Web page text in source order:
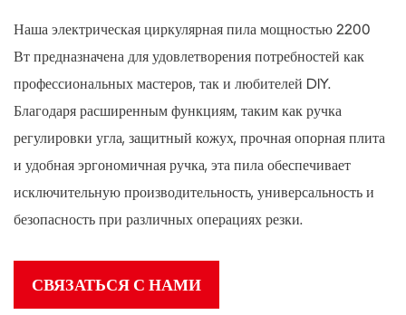
Наша электрическая циркулярная пила мощностью 2200
Вт предназначена для удовлетворения потребностей как
профессиональных мастеров, так и любителей DIY.
Благодаря расширенным функциям, таким как ручка
регулировки угла, защитный кожух, прочная опорная плита
и удобная эргономичная ручка, эта пила обеспечивает
исключительную производительность, универсальность и
безопасность при различных операциях резки.
СВЯЗАТЬСЯ С НАМИ